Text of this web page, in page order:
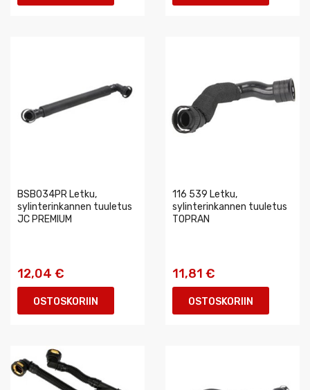
BSB034PR Letku,
sylinterinkannen tuuletus
JC PREMIUM
12,04 €
OSTOSKORIIN
116 539 Letku,
sylinterinkannen tuuletus
TOPRAN
11,81 €
OSTOSKORIIN